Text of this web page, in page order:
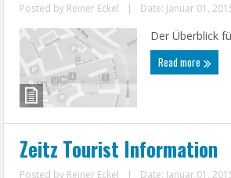
Posted by Reiner Eckel | Date: Januar 01,
Der Überblick
Read more
Zeitz Tourist Information
Posted by Reiner Eckel | Date: Januar 01,